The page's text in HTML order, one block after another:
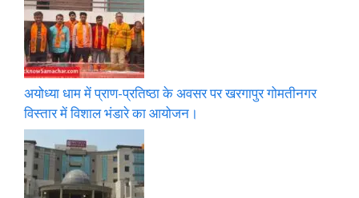
अयोध्या धाम में प्राण-प्रतिष्ठा के अवसर पर खरगापुर गोमतीनगर
विस्तार में विशाल भंडारे का आयोजन।